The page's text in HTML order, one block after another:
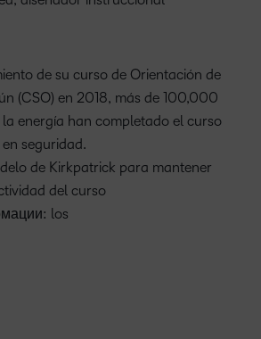
de su curso de Orientación de
(CSO) en 2018, más de 100,000
energía han completado el curso
seguridad.
de Kirkpatrick para mantener
del curso
los